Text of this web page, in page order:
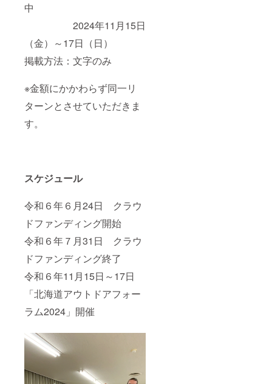
中
2024年11月15日
（金）～17日（日）
掲載方法：文字のみ
※金額にかかわらず同一リ
ターンとさせていただきま
す。
スケジュール
令和６年６月24日 クラウ
ドファンディング開始
令和６年７月31日 クラウ
ドファンディング終了
令和６年11月15日～17日
「北海道アウトドアフォー
ラム2024」開催